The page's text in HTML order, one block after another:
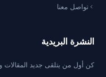
تواصل معنا
النشرة البريدية
كن أول من يتلقى جديد